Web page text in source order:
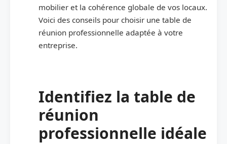
mobilier et la cohérence globale de vos locaux.
Voici des conseils pour choisir une table de
réunion professionnelle adaptée à votre
entreprise.
Identifiez la table de
réunion
professionnelle idéale